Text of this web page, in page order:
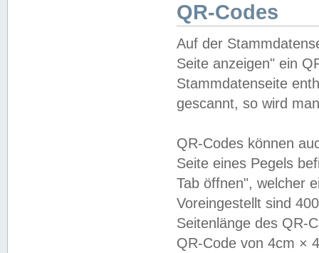
QR-Codes
Auf der
Seite anzeigen" ein
Stammdatenseite
gescannt, so wird
QR-Codes können
Seite eines Pegels
Tab öffnen", welcher
Voreingestellt sind
Seitenlänge des QR-
QR-Code von 4cm ×